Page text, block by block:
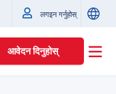
लगइन गर्नुहोस्
आवेदन दिनुहोस्